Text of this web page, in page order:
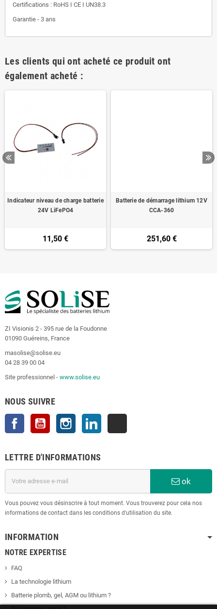
Certifications : RoHS I CE I UN38.3
Garantie - 3 ans
Les clients qui ont acheté ce produit ont
également acheté :
Indicateur niveau de charge batterie
24V LiFePO4
11,50 €
Batterie de démarrage lithium 12V
CCA-360
251,60 €
ZI Visionis 2 - 395 rue de la Foudonne
01090 Guéreins, France
masolise@solise.eu
04 28 39 00 04
Site professionnel - www.solise.eu
NOUS SUIVRE
Facebook YouTube Instagram
LETTRE D'INFORMATIONS
ok
Vous pouvez vous désinscrire à tout moment. Vous trouverez pour cela nos
informations de contact dans les conditions d'utilisation du site.
INFORMATION
NOTRE EXPERTISE
FAQ
La technologie lithium
Batterie plomb, gel, AGM ou lithium ?